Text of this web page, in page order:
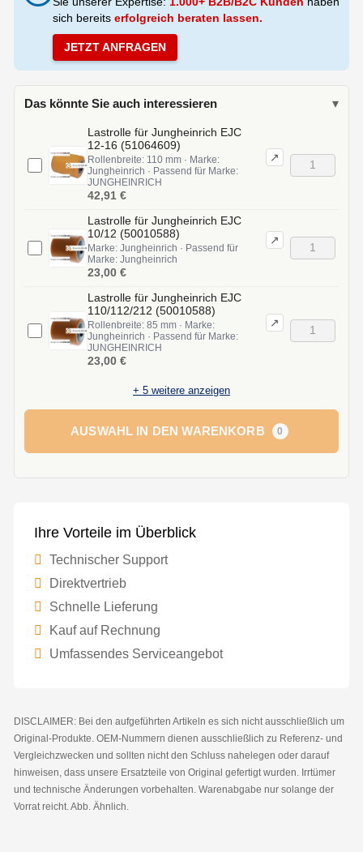
sich bereits erfolgreich beraten lassen.
JETZT ANFRAGEN
Das könnte Sie auch interessieren ▾
Lastrolle für Jungheinrich EJC
12-16 (51064609)
Rollenbreite: 110 mm · Marke:
Jungheinrich · Passend für Marke:
JUNGHEINRICH
↗
42,91 €
Lastrolle für Jungheinrich EJC
10/12 (50010588)
Marke: Jungheinrich · Passend für
Marke: Jungheinrich
↗
23,00 €
Lastrolle für Jungheinrich EJC
110/112/212 (50010588)
Rollenbreite: 85 mm · Marke:
Jungheinrich · Passend für Marke:
JUNGHEINRICH
↗
23,00 €
+ 5 weitere anzeigen
AUSWAHL IN DEN WARENKORB 0
Ihre Vorteile im Überblick
Technischer Support
Direktvertrieb
Schnelle Lieferung
Kauf auf Rechnung
Umfassendes Serviceangebot
DISCLAIMER: Bei den aufgeführten Artikeln es sich nicht ausschließlich um
Original-Produkte. OEM-Nummern dienen ausschließlich zu Referenz- und
Vergleichzwecken und sollten nicht den Schluss nahelegen oder darauf
hinweisen, dass unsere Ersatzteile von Original gefertigt wurden. Irrtümer
und technische Änderungen vorbehalten. Warenabgabe nur solange der
Vorrat reicht. Abb. Ähnlich.